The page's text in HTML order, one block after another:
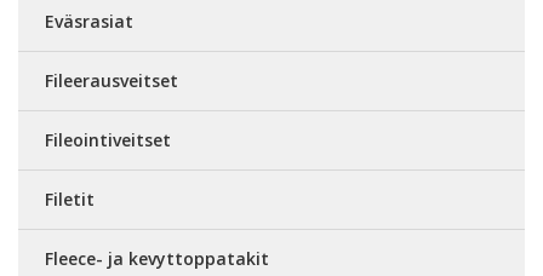
Eväsrasiat
Fileerausveitset
Fileointiveitset
Filetit
Fleece- ja kevyttoppatakit